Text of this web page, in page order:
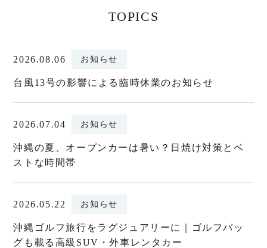
TOPICS
2026.08.06 お知らせ
台風13号の影響による臨時休業のお知らせ
2026.07.04 お知らせ
沖縄の夏、オープンカーは暑い？日焼け対策とベ
ストな時間帯
2026.05.22 お知らせ
沖縄ゴルフ旅行をラグジュアリーに｜ゴルフバッ
グも載る高級SUV・外車レンタカー